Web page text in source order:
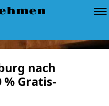
nach
Gratis-